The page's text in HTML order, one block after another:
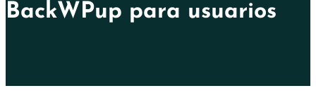
BackWPup para usuarios